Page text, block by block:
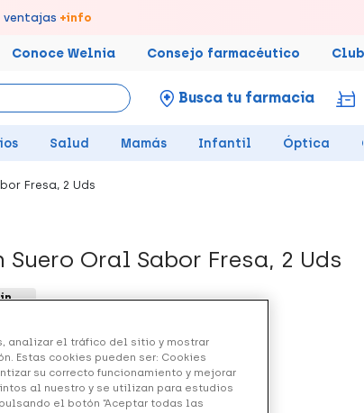
+info
aquí online.
Conoce Welnia Consejo farmacéutico
Busca tu farmacia
Salud Mamás Infantil Óptica
Fresa, 2 Uds
Suero Oral Sabor Fresa, 2 Uds
Aporta líquidos y sales minerales.
analizar el tráfico del sitio y mostrar
Estas cookies pueden ser: Cookies
su correcto funcionamiento y mejorar
al nuestro y se utilizan para estudios
el botón “Aceptar todas las